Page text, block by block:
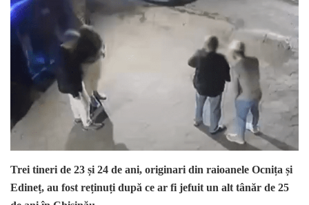
Trei tineri de 23 și 24 de ani, originari din raioanele Ocnița și
Edineț, au fost reținuți după ce ar fi jefuit un alt tânăr de 25